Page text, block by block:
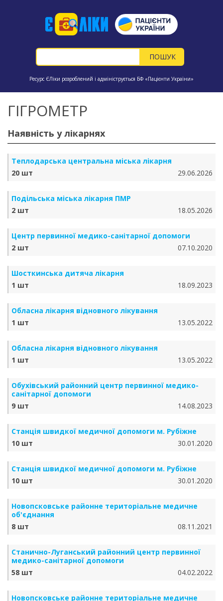
Ресурс ЄЛіки розроблений і адмініструється БФ «Пацієнти України»
ГІГРОМЕТР
Наявність у лікарнях
Теплодарська центральна міська лікарня
20 шт
29.06.2026
Подільська міська лікарня ПМР
2 шт
18.05.2026
Центр первинної медико-санітарної допомоги
2 шт
07.10.2020
Шосткинська дитяча лікарня
1 шт
18.09.2023
Обласна лікарня відновного лікування
1 шт
13.05.2022
Обласна лікарня відновного лікування
1 шт
13.05.2022
Обухівський районний центр первинної медико-
санітарної допомоги
9 шт
14.08.2023
Станція швидкої медичної допомоги м. Рубіжне
10 шт
30.01.2020
Станція швидкої медичної допомоги м. Рубіжне
10 шт
30.01.2020
Новопсковське районне територіальне медичне
об'єднання
8 шт
08.11.2021
Станично-Луганський районний центр первинної
медико-санітарної допомоги
58 шт
04.02.2022
Новопсковське районне територіальне медичне